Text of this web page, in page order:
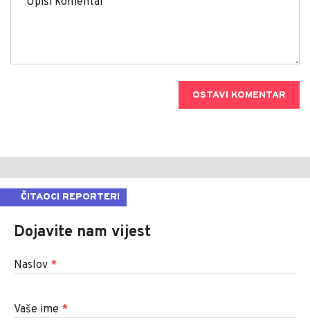
OSTAVI KOMENTAR
ČITAOCI REPORTERI
Dojavite nam vijest
Naslov *
Vaše ime *